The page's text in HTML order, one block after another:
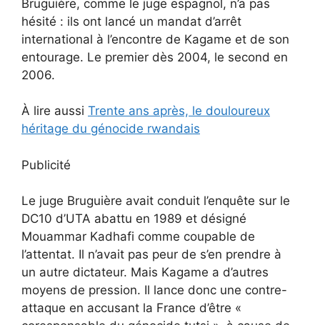
Bruguière, comme le juge espagnol, n’a pas
hésité : ils ont lancé un mandat d’arrêt
international à l’encontre de Kagame et de son
entourage. Le premier dès 2004, le second en
2006.
À lire aussi Trente ans après, le douloureux
héritage du génocide rwandais
Publicité
Le juge Bruguière avait conduit l’enquête sur le
DC10 d’UTA abattu en 1989 et désigné
Mouammar Kadhafi comme coupable de
l’attentat. Il n’avait pas peur de s’en prendre à
un autre dictateur. Mais Kagame a d’autres
moyens de pression. Il lance donc une contre-
attaque en accusant la France d’être «